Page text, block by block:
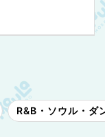
R&B・ソウル・ダ